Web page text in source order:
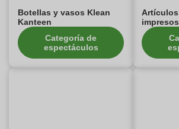
Botellas y vasos Klean
Kanteen
Categoría de
espectáculos
impresos